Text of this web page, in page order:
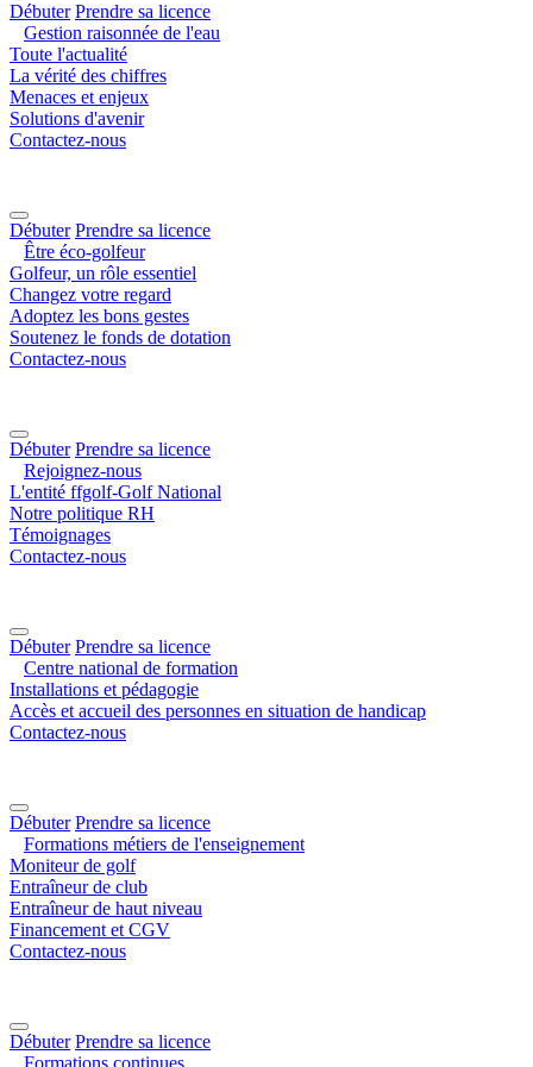
Débuter Prendre sa licence
Gestion raisonnée de l'eau
Toute l'actualité
La vérité des chiffres
Menaces et enjeux
Solutions d'avenir
Contactez-nous
Débuter Prendre sa licence
Être éco-golfeur
Golfeur, un rôle essentiel
Changez votre regard
Adoptez les bons gestes
Soutenez le fonds de dotation
Contactez-nous
Débuter Prendre sa licence
Rejoignez-nous
L'entité ffgolf-Golf National
Notre politique RH
Témoignages
Contactez-nous
Débuter Prendre sa licence
Centre national de formation
Installations et pédagogie
Accès et accueil des personnes en situation de handicap
Contactez-nous
Débuter Prendre sa licence
Formations métiers de l'enseignement
Moniteur de golf
Entraîneur de club
Entraîneur de haut niveau
Financement et CGV
Contactez-nous
Débuter Prendre sa licence
Formations continues